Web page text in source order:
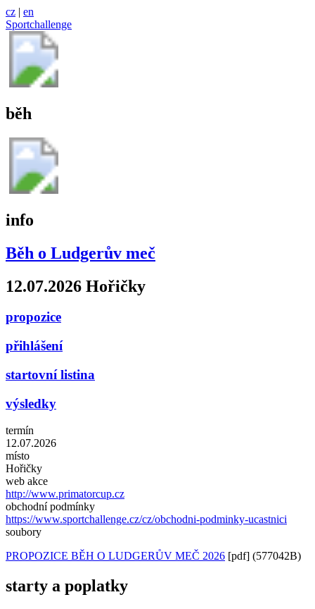
cz | en
Sportchallenge
běh
info
Běh o Ludgerův meč
12.07.2026 Hořičky
propozice
přihlášení
startovní listina
výsledky
termín
12.07.2026
místo
Hořičky
web akce
http://www.primatorcup.cz
obchodní podmínky
https://www.sportchallenge.cz/cz/obchodni-podminky-ucastnici
soubory
PROPOZICE BĚH O LUDGERŮV MEČ 2026 [pdf] (577042B)
starty a poplatky